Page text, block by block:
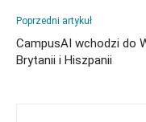
Poprzedni artykuł
CampusAI wchodzi do
Brytanii i Hiszpanii